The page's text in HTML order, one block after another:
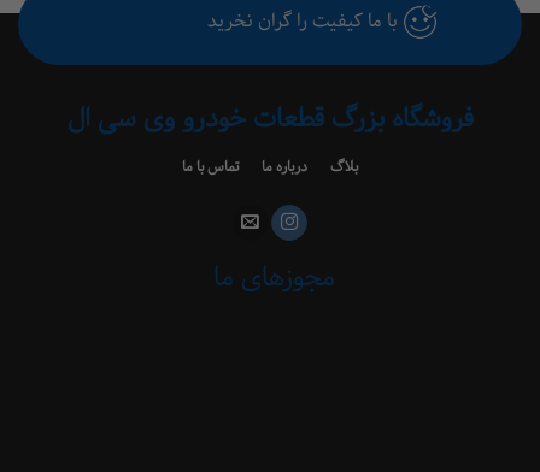
با ما کیفیت را گران نخرید
فروشگاه بزرگ قطعات خودرو وی سی ال
درباره ما تماس با ما
مجوزهای ما